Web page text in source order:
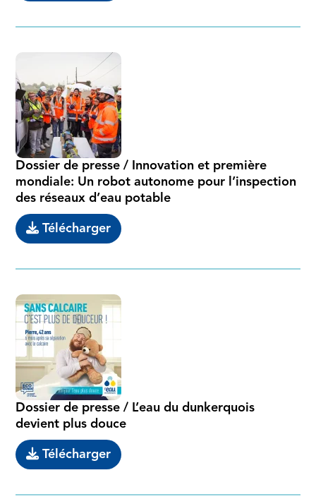
Dossier de presse / Innovation et première
mondiale: Un robot autonome pour l’inspection
des réseaux d’eau potable
Télécharger
Dossier de presse / L’eau du dunkerquois
devient plus douce
Télécharger